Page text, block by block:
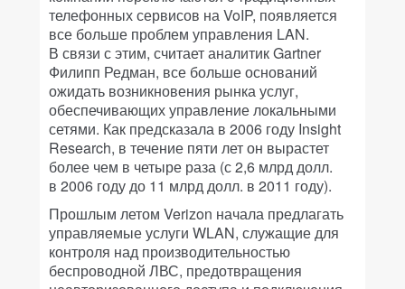
телефонных сервисов на VoIP, появляется
все больше проблем управления LAN.
В связи с этим, считает аналитик Gartner
Филипп Редман, все больше оснований
ожидать возникновения рынка услуг,
обеспечивающих управление локальными
сетями. Как предсказала в 2006 году Insight
Research, в течение пяти лет он вырастет
более чем в четыре раза (с 2,6 млрд долл.
в 2006 году до 11 млрд долл. в 2011 году).
Прошлым летом Verizon начала предлагать
управляемые услуги WLAN, служащие для
контроля над производительностью
беспроводной ЛВС, предотвращения